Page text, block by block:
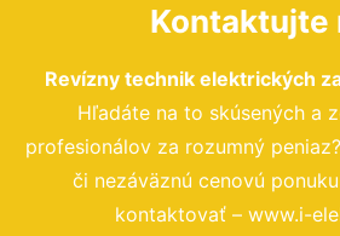
Kontaktujte
Revízny technik elektrických
Hľadáte na to skúsených a
profesionálov za rozumný
či nezáväznú cenovú
kontaktovať – www.i-